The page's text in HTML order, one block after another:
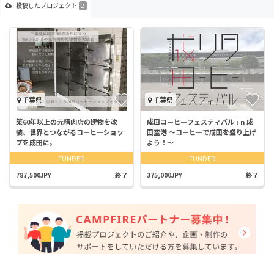
投稿したプロジェクト 2
千葉県
築60年以上の元精肉店の建物を改
装、世界とつながるコーヒーショッ
プを成田に。
FUNDED
787,500JPY 終了
千葉県
成田コーヒーフェスティバル i n 成
田空港 〜コーヒーで成田を盛り上げ
よう！〜
FUNDED
375,000JPY 終了